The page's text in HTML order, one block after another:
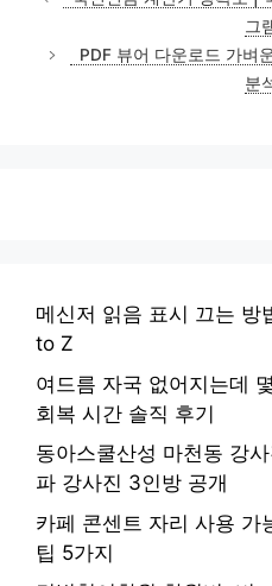
고
리
그
PDF 뷰어 다운로드 가벼
분
메신저 읽음 표시 끄는 방
to Z
여드름 자국 없어지는데
회복 시간 솔직 후기
동아스쿨산성 마천동 강
파 강사진 3인방 공개
카페 콘센트 자리 사용 가
팁 5가지